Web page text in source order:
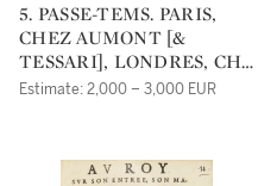
5. PASSE-TEMS. PARIS,
CHEZ AUMONT [&
TESSARI], LONDRES, CH.
TILT, S.D. [VERS 1840].
Estimate: 2,000 – 3,000 EUR